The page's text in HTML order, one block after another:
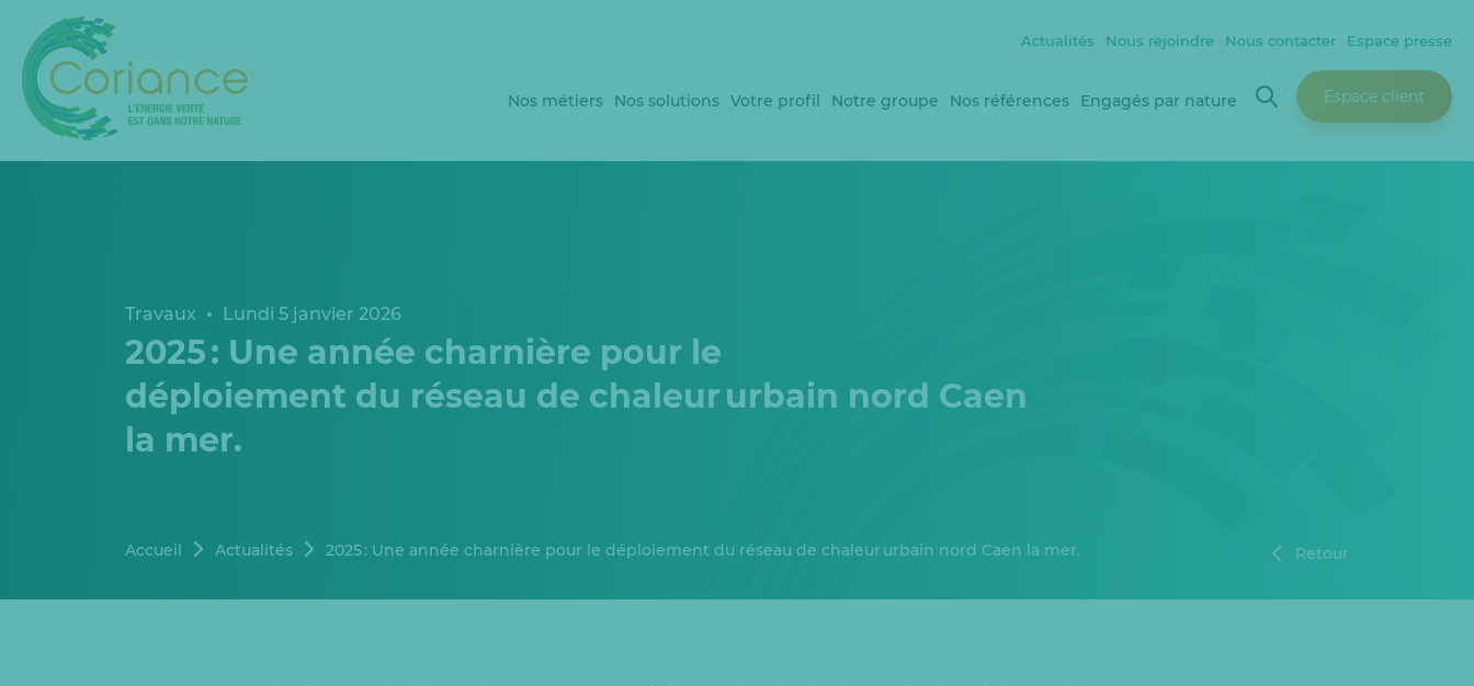
Actualités Nous rejoindre Nous contacter Espace presse
Nos métiers Nos solutions Votre profil Notre groupe Nos références Engagés par nature Espace client
Travaux Lundi 5 janvier 2026
2025 : Une année charnière pour le
déploiement du réseau de chaleur urbain nord Caen
la mer.
Accueil Actualités 2025 : Une année charnière pour le déploiement du réseau de chaleur urbain nord Caen la mer. Retour